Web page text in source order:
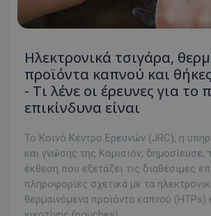
Ηλεκτρονικά τσιγάρα,
προϊόντα καπνού και
- Τι λένε οι έρευνες για το
επικίνδυνα είναι
Το Κοινό Κέντρο Ερευνών (JRC), η
και γνώσης της Κομισιόν, δημοσίευσε,
έκθεση που εξετάζει τις διαθέσιμες
πληροφορίες σχετικά με τα
θερμαινόμενα προϊόντα καπνού (HTPs)